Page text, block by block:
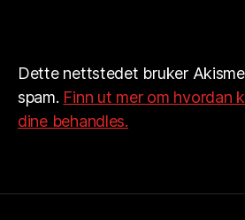
Dette nettstedet bruker
spam. Finn ut mer om hvordan
dine behandles.